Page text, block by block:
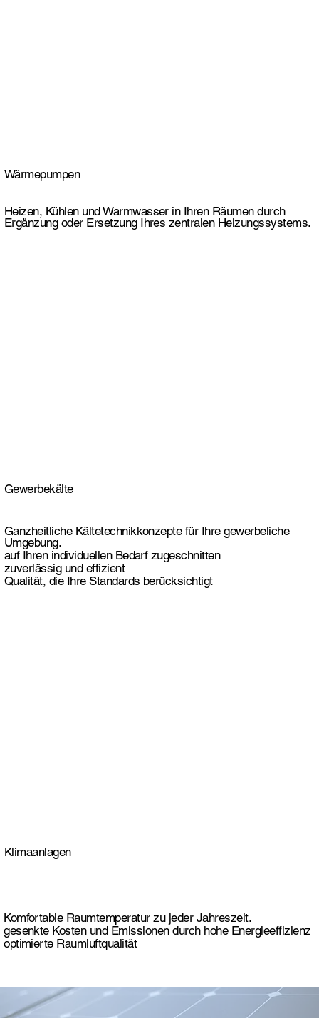
Gewerbekälte
Ganzheitliche Kältetechnikkonzepte für Ihre gewerbeliche
Umgebung.
auf Ihren individuellen Bedarf zugeschnitten
zuverlässig und effizient
Qualität, die Ihre Standards berücksichtigt
Komfortable Raumtemperatur zu jeder Jahreszeit.
gesenkte Kosten und Emissionen durch hohe Energieeffizienz
optimierte Raumluftqualität
Klimaanlagen
Wärmepumpen
Heizen, Kühlen und Warmwasser in Ihren Räumen durch
Ergänzung oder Ersetzung Ihres zentralen Heizungssystems.